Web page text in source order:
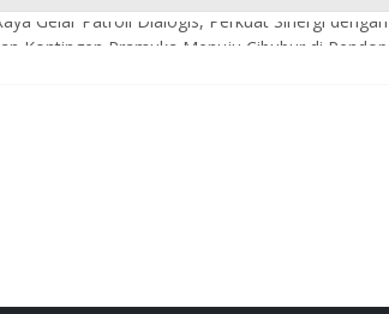
Gelar Patroli Dialogis, Perkuat Sinergi